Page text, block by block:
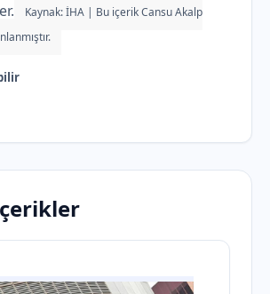
Kaynak: İHA | Bu içerik Cansu Akalp